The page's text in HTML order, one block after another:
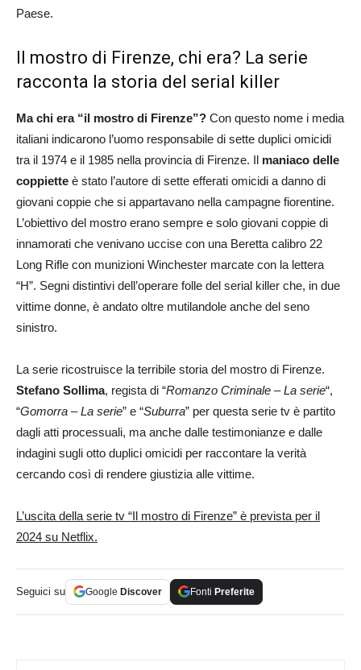
Paese.
Il mostro di Firenze, chi era? La serie
racconta la storia del serial killer
Ma chi era “il mostro di Firenze”? Con questo nome i media
italiani indicarono l’uomo responsabile di sette duplici omicidi
tra il 1974 e il 1985 nella provincia di Firenze. Il maniaco delle
coppiette è stato l’autore di sette efferati omicidi a danno di
giovani coppie che si appartavano nella campagne fiorentine.
L’obiettivo del mostro erano sempre e solo giovani coppie di
innamorati che venivano uccise con una Beretta calibro 22
Long Rifle con munizioni Winchester marcate con la lettera
“H”. Segni distintivi dell’operare folle del serial killer che, in due
vittime donne, è andato oltre mutilandole anche del seno
sinistro.
La serie ricostruisce la terribile storia del mostro di Firenze.
Stefano Sollima, regista di “Romanzo Criminale – La serie“,
“Gomorra – La serie” e “Suburra” per questa serie tv è partito
dagli atti processuali, ma anche dalle testimonianze e dalle
indagini sugli otto duplici omicidi per raccontare la verità
cercando così di rendere giustizia alle vittime.
L’uscita della serie tv “Il mostro di Firenze” è prevista per il
2024 su Netflix.
Seguici su Google Discover Fonti Preferite